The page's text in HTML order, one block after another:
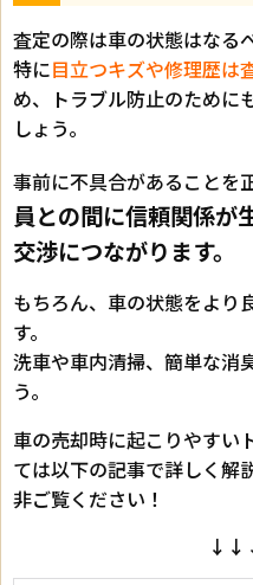
査定の際は車の状態はなる
特に目立つキズや修理歴は
め、トラブル防止のために
しょう。
事前に不具合があることを
員との間に信頼関係が
交渉につながります。
もちろん、車の状態をより
す。
洗車や車内清掃、簡単な消
う。
車の売却時に起こりやすい
ては以下の記事で詳しく解
非ご覧ください！